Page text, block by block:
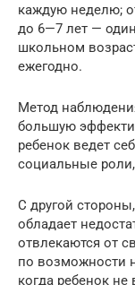
каждую неделю;
до 6—7 лет —
школьном
ежегодно.
Метод
большую
ребенок ведет
социальные
С другой
обладает
отвлекаются от
по возможности
когда ребенок